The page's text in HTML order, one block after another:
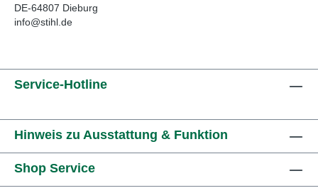
DE-64807 Dieburg
info@stihl.de
Service-Hotline
Hinweis zu Ausstattung & Funktion
Shop Service